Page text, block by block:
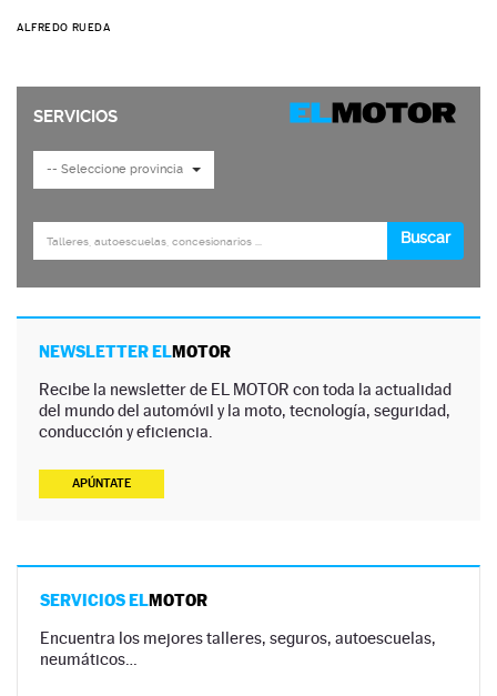
ALFREDO RUEDA
NEWSLETTER ELMOTOR
Recibe la newsletter de EL MOTOR con toda la actualidad
del mundo del automóvil y la moto, tecnología, seguridad,
conducción y eficiencia.
APÚNTATE
SERVICIOS ELMOTOR
Encuentra los mejores talleres, seguros, autoescuelas,
neumáticos…